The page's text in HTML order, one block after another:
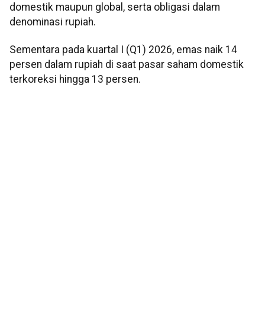
domestik maupun global, serta obligasi dalam
denominasi rupiah.
Sementara pada kuartal I (Q1) 2026, emas naik 14
persen dalam rupiah di saat pasar saham domestik
terkoreksi hingga 13 persen.